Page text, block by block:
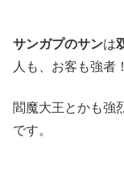
サンガプのサンは
人も、お客も強
閻魔大王とかも強
です。